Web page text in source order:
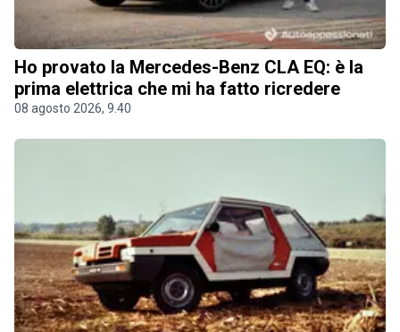
Ho provato la Mercedes-Benz CLA EQ: è la
prima elettrica che mi ha fatto ricredere
08 agosto 2026, 9.40